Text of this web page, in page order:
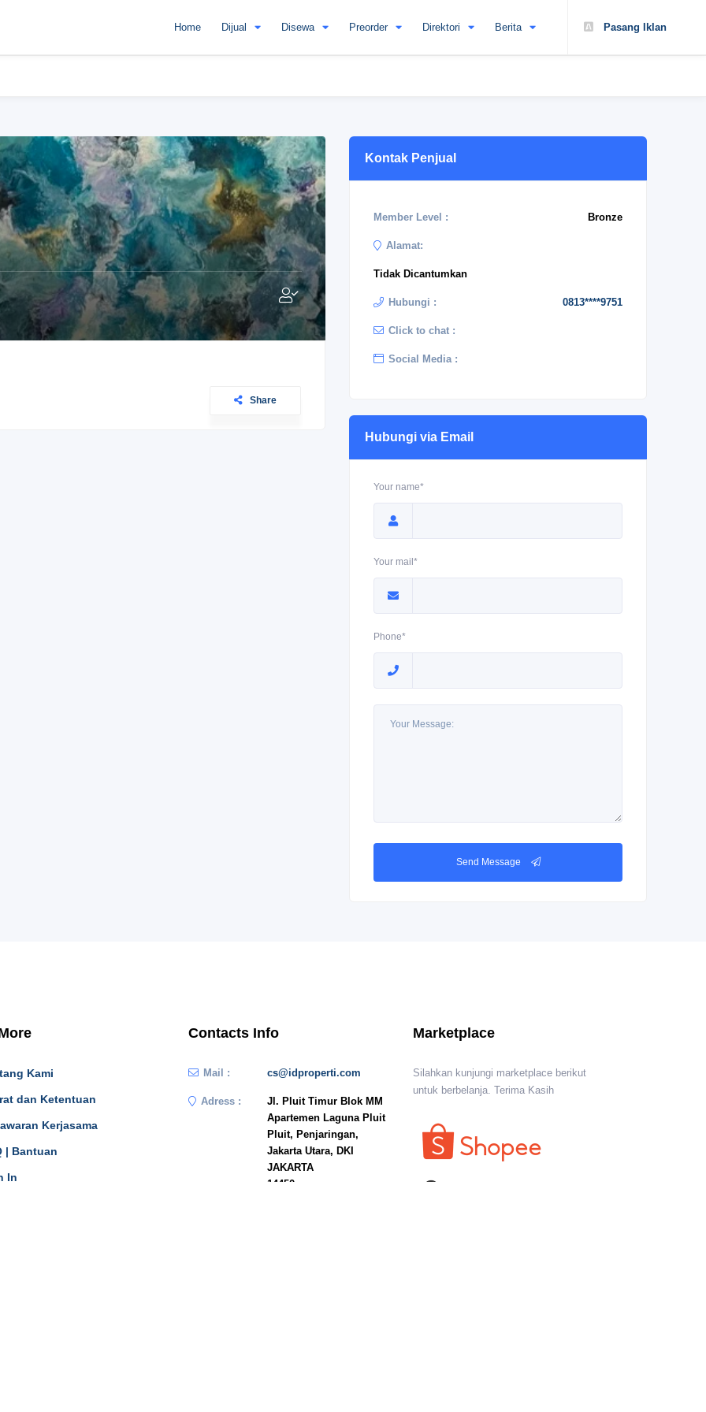
Pasang Iklan
Home Dijual Disewa Preorder Direktori Berita
Share
Kontak Penjual
Member Level : Bronze
Alamat:
Tidak Dicantumkan
Hubungi : 0813****9751
Click to chat :
Social Media :
Hubungi via Email
Your name*
Your mail*
Phone*
Send Message
Kami
dan Ketentuan
Kerjasama
| Bantuan
In
Contacts Info
Mail : cs@idproperti.com
Adress :
Jl. Pluit Timur Blok MM
Apartemen Laguna Pluit
Pluit, Penjaringan,
Jakarta Utara, DKI
JAKARTA
14450
Marketplace
Silahkan kunjungi marketplace berikut
untuk berbelanja. Terima Kasih